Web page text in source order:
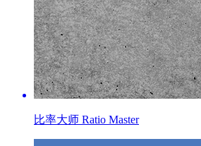
比率大师 Ratio Master